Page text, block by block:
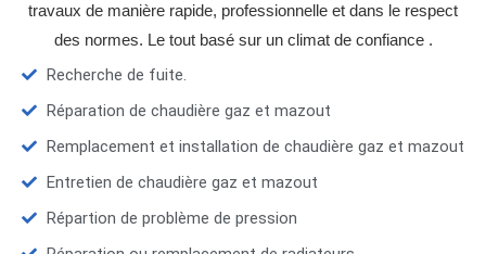
travaux de manière rapide, professionnelle et dans le respect
des normes. Le tout basé sur un climat de confiance .
Recherche de fuite.
Réparation de chaudière gaz et mazout
Remplacement et installation de chaudière gaz et mazout
Entretien de chaudière gaz et mazout
Répartion de problème de pression